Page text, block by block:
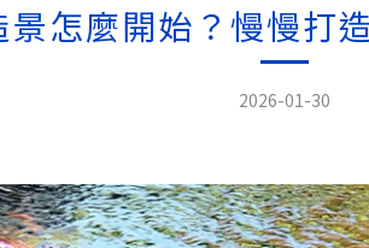
景怎麼開始？慢慢打
2026-01-30